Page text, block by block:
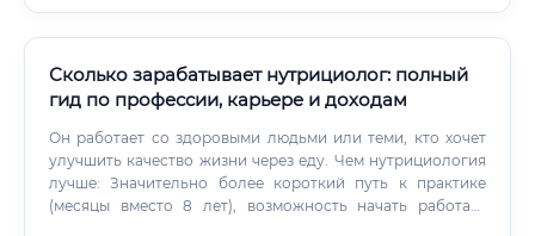
Сколько зарабатывает нутрициолог: полный
гид по профессии, карьере и доходам
Он работает со здоровыми людьми или теми, кто хочет
улучшить качество жизни через еду. Чем нутрициология
лучше: Значительно более короткий путь к практике
(месяцы вместо 8 лет), возможность начать работать